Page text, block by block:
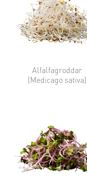
Alfalfagroddar
(Medicago sativa)